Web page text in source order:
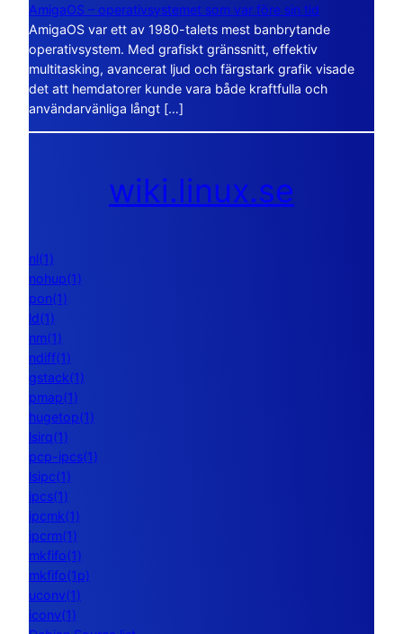
AmigaOS – operativsystemet som var före sin tid
AmigaOS var ett av 1980-talets mest banbrytande
operativsystem. Med grafiskt gränssnitt, effektiv
multitasking, avancerat ljud och färgstark grafik visade
det att hemdatorer kunde vara både kraftfulla och
användarvänliga långt […]
wiki.linux.se
nl(1)
nohup(1)
pon(1)
ld(1)
nm(1)
ndiff(1)
gstack(1)
pmap(1)
hugetop(1)
lsirq(1)
pcp-ipcs(1)
lsipc(1)
ipcs(1)
ipcmk(1)
ipcrm(1)
mkfifo(1)
mkfifo(1p)
uconv(1)
iconv(1)